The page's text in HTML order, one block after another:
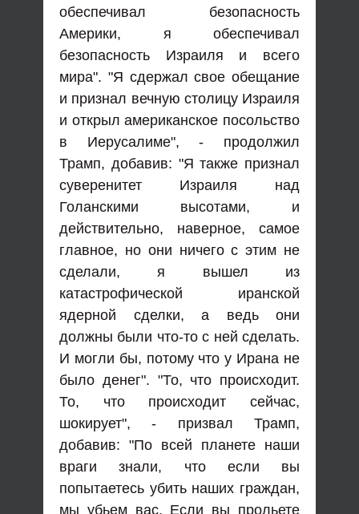
обеспечивал безопасность
Америки, я обеспечивал
безопасность Израиля и всего
мира". "Я сдержал свое обещание
и признал вечную столицу Израиля
и открыл американское посольство
в Иерусалиме", - продолжил
Трамп, добавив: "Я также признал
суверенитет Израиля над
Голанскими высотами, и
действительно, наверное, самое
главное, но они ничего с этим не
сделали, я вышел из
катастрофической иранской
ядерной сделки, а ведь они
должны были что-то с ней сделать.
И могли бы, потому что у Ирана не
было денег". "То, что происходит.
То, что происходит сейчас,
шокирует", - призвал Трамп,
добавив: "По всей планете наши
враги знали, что если вы
попытаетесь убить наших граждан,
мы убьем вас. Если вы прольете